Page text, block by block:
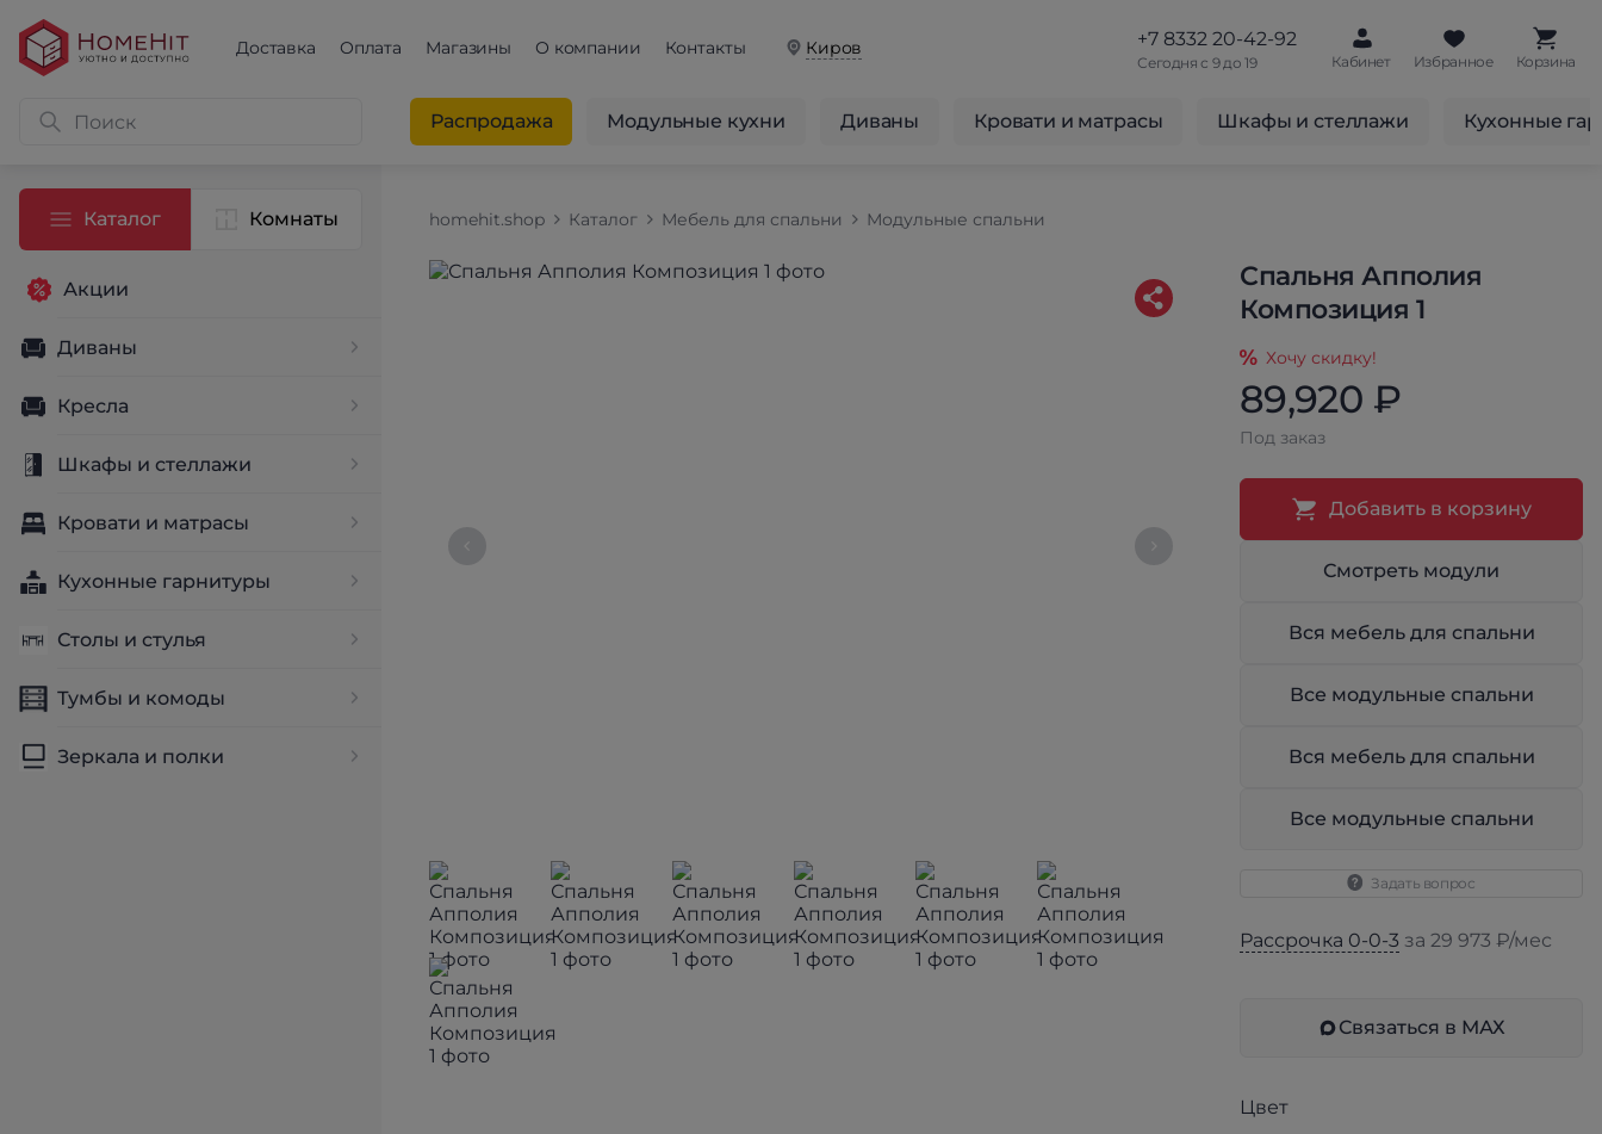
Доставка Оплата Магазины О компании Контакты Киров +7 8332 20-42-92
Сегодня с 9 до 19 Кабинет Избранное Корзина
Распродажа Модульные кухни Диваны Кровати и матрасы Шкафы и стеллажи Кухонные
Каталог Комнаты
Акции
Диваны
Кресла
Шкафы и стеллажи
Кровати и матрасы
Кухонные гарнитуры
Столы и стулья
Тумбы и комоды
Зеркала и полки
homehit.shop Каталог Мебель для спальни Модульные спальни
Спальня Апполия
Композиция 1
Хочу скидку!
89,920 ₽
Под заказ
Добавить в корзину
Смотреть модули
Вся мебель для спальни
Все модульные спальни
Вся мебель для спальни
Все модульные спальни
Задать вопрос
Рассрочка 0-0-3 за 29 973 ₽/мес
Связаться в МАХ
Цвет